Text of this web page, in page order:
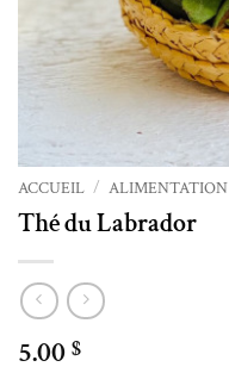
ACCUEIL / ALIMENTATION
Thé du Labrador
5.00 $